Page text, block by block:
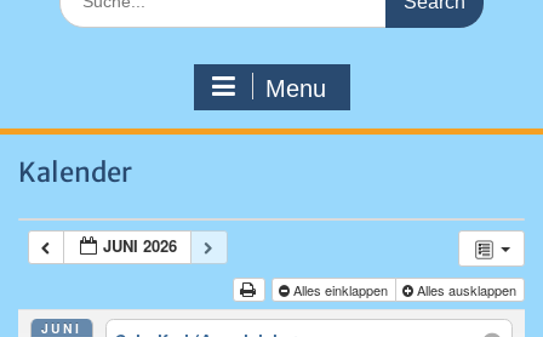
for:
Menu
Kalender
JUNI 2026
Alles einklappen Alles ausklappen
JUNI